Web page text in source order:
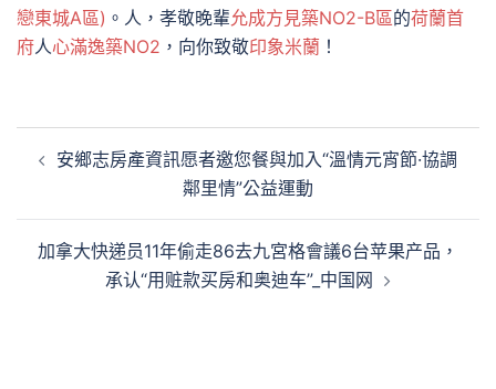
戀東城A區) 。人，孝敬晚輩允成方見築NO2-B區的荷蘭首
府人心滿逸築NO2 ，向你致敬印象米蘭 ！
章
覽
安鄉志房產資訊愿者邀您餐與加入“溫情元宵節·協調
鄰里情”公益運動
加拿大快递员11年偷走86去九宮格會議6台苹果产品，
承认“用赃款买房和奥迪车”_中国网